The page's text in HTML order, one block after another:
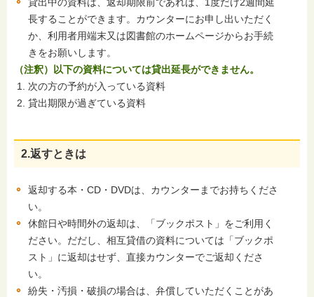
長することができます。カウンターにお申し出いただく
か、利用者用端末又は図書館のホームページからお手続
きをお願いします。
（注釈）以下の資料については貸出延長ができません。
次の方の予約が入っている資料
貸出期限が過ぎている資料
2.返すときは
返却する本・CD・DVDは、カウンターまでお持ちくださ
い。
休館日や時間外の返却は、「ブックポスト」をご利用く
ださい。だだし、相互貸借の資料については「ブックポ
スト」に返却はせず、直接カウンターでご返却くださ
い。
紛失・汚損・破損の場合は、弁償していただくことがあ